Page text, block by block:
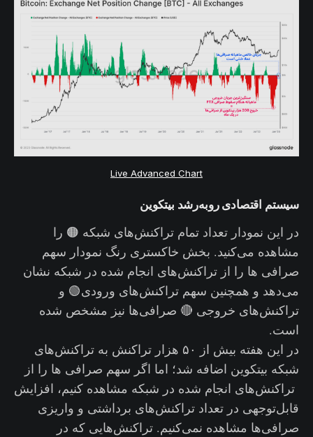
Live Advanced Chart
سیستم اقتصادی روبه‌رشد بیتکوین
در این نمودار تعداد تمام تراکنش‌های شبکه 🟠 را
مشاهده می‌کنید. بخش خاکستری رنگ نمودار سهم
صرافی‌ ها را از تراکنش‌های انجام شده در شبکه نشان
می‌دهد و همچنین سهم تراکنش‌های ورودی🟢 و
تراکنش‌های خروجی 🔴 صرافی‌ها نیز مشخص شده
است.
در این هفته بیش از ۵۰ هزار تراکنش به تراکنش‌های
شبکه بیتکوین اضافه شد؛ اما اگر سهم صرافی‌ ها را از
تراکنش‌های انجام شده در شبکه مشاهده کنیم، افزایش
قابل‌توجهی در تعداد تراکنش‌های برداشتی و واریزی
صرافی‌ها مشاهده نمی‌کنیم. تراکنش‌هایی که در